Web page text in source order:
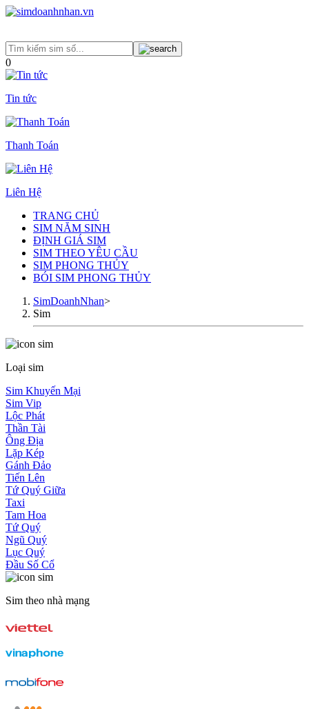
0
Tin tức
Thanh Toán
Liên Hệ
TRANG CHỦ
SIM NĂM SINH
ĐỊNH GIÁ SIM
SIM THEO YÊU CẦU
SIM PHONG THỦY
BÓI SIM PHONG THỦY
SimDoanhNhan>
Sim
Loại sim
Sim Khuyến Mại
Sim Vip
Lộc Phát
Thần Tài
Ông Địa
Lặp Kép
Gánh Đảo
Tiến Lên
Tứ Quý Giữa
Taxi
Tam Hoa
Tứ Quý
Ngũ Quý
Lục Quý
Đầu Số Cổ
Sim theo nhà mạng